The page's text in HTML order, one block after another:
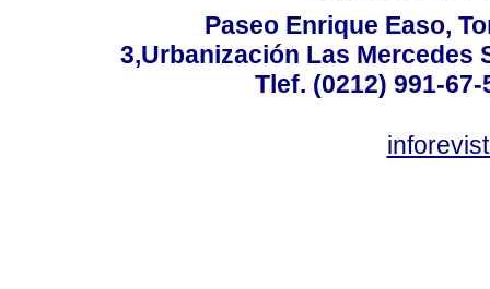
Paseo Enrique Easo,
3,Urbanización Las Mercedes
Tlef. (0212) 991-